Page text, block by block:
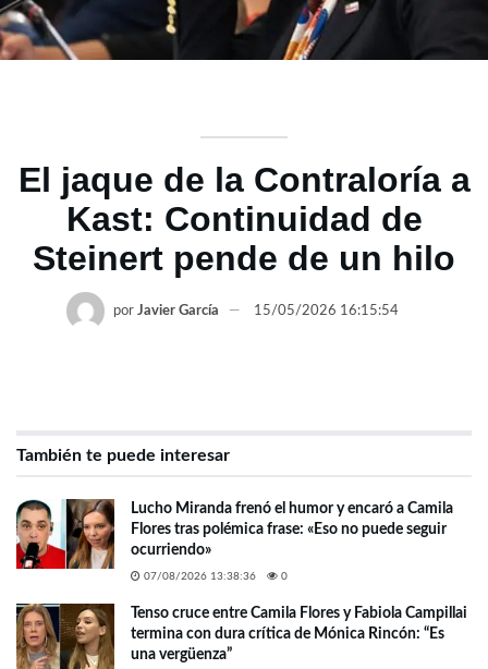
El jaque de la Contraloría a
Kast: Continuidad de
Steinert pende de un hilo
por Javier García 15/05/2026 16:15:54
También te puede interesar
Lucho Miranda frenó el humor y encaró a Camila
Flores tras polémica frase: «Eso no puede seguir
ocurriendo»
07/08/2026 13:38:36 0
Tenso cruce entre Camila Flores y Fabiola Campillai
termina con dura crítica de Mónica Rincón: “Es
una vergüenza”